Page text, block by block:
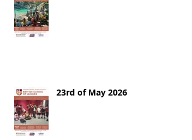
23rd of May 2026